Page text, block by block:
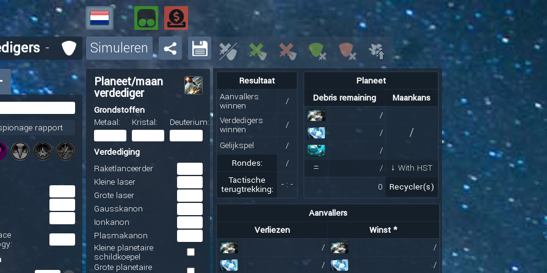
-
rapport
Simuleren
Planeet/maan
verdediger
Grondstoffen
Metaal:
Kristal: Deuterium:
Verdediging
Raketlanceerder
Kleine laser
Grote laser
Gausskanon
Ionkanon
Plasmakanon
Kleine planetaire
schildkoepel
Grote planetaire
Resultaat
Aanvallers
winnen
/
Verdedigers
winnen
/
Gelijkspel
/
Rondes:
/
Tactische
terugtrekking: -: -
Aanvallers
Verliezen
Winst *
/
/
/
/
Planeet
Debris remaining
Maankans
/
/
/
/
= /
↓ With HST
0
Recycler(s)